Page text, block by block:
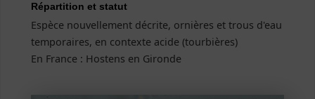
Répartition et statut
Espèce nouvellement décrite, ornières et trous d'eau
temporaires, en contexte acide (tourbières)
En France : Hostens en Gironde